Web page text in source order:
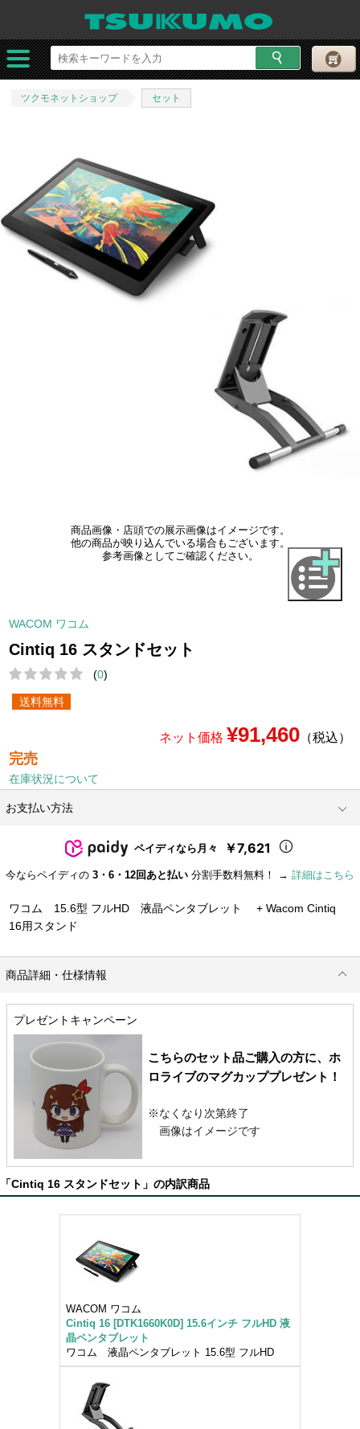
ツクモネットショップ セット
商品画像・店頭での展示画像はイメージです。
他の商品が映り込んでいる場合もございます。
参考画像としてご確認ください。
WACOM ワコム
Cintiq 16 スタンドセット
(0)
送料無料
ネット価格 ¥91,460（税込）
完売
在庫状況について
お支払い方法
ペイディなら月々 ￥7,621
今ならペイディの 3・6・12回あと払い 分割手数料無料！ → 詳細はこちら
ワコム 15.6型 フルHD 液晶ペンタブレット + Wacom Cintiq
16用スタンド
商品詳細・仕様情報
プレゼントキャンペーン
こちらのセット品ご購入の方に、ホ
ロライブのマグカッププレゼント！
※なくなり次第終了
画像はイメージです
「Cintiq 16 スタンドセット」の内訳商品
WACOM ワコム
Cintiq 16 [DTK1660K0D] 15.6インチ フルHD 液
晶ペンタブレット
ワコム 液晶ペンタブレット 15.6型 フルHD